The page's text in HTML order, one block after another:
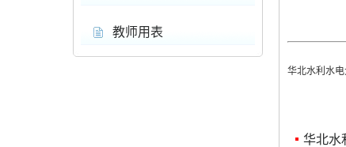
教师用表
华北水利水
华北水